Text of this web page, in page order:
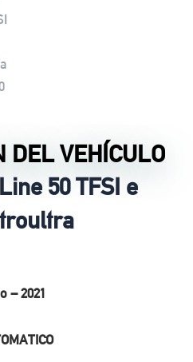
DEL VEHÍCULO
50 TFSI e
– 2021